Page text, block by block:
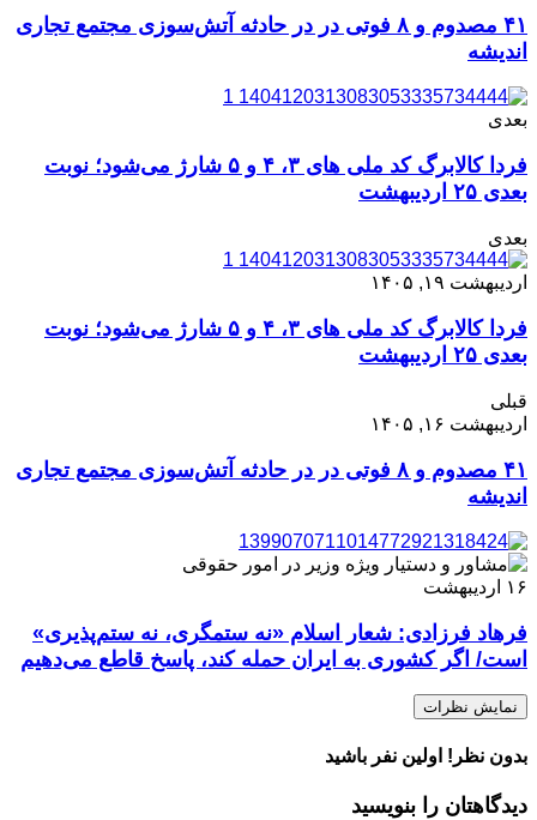
۴۱ مصدوم و ۸ فوتی در در حادثه آتش‌سوزی مجتمع تجاری
اندیشه
بعدی
فردا کالابرگ کد ملی های ۳، ۴ و ۵ شارژ می‌شود؛ نوبت
بعدی ۲۵ اردیبهشت
بعدی
اردیبهشت ۱۹, ۱۴۰۵
فردا کالابرگ کد ملی های ۳، ۴ و ۵ شارژ می‌شود؛ نوبت
بعدی ۲۵ اردیبهشت
قبلی
اردیبهشت ۱۶, ۱۴۰۵
۴۱ مصدوم و ۸ فوتی در در حادثه آتش‌سوزی مجتمع تجاری
اندیشه
۱۶ اردیبهشت
فرهاد فرزادی: شعار اسلام «نه ستمگری، نه ستم‌پذیری»
است/ اگر کشوری به ایران حمله کند، پاسخ قاطع می‌دهیم
نمایش نظرات
بدون نظر! اولین نفر باشید
دیدگاهتان را بنویسید